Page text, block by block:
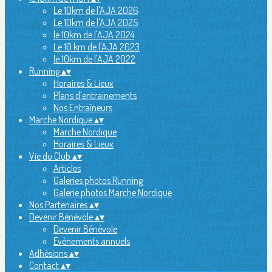
Le 10km de l'AJA 2026
Le 10km de l'AJA 2025
le 10km de l'AJA 2024
Le 10 km de l'AJA 2023
le 10km de l'AJA 2022
Running▴▾
Horaires & Lieux
Plans d'entrainements
Nos Entraîneurs
Marche Nordique▴▾
Marche Nordique
Horaires & Lieux
Vie du Club▴▾
Articles
Galeries photos Running
Galerie photos Marche Nordique
Nos Partenaires▴▾
Devenir Bénévole▴▾
Devenir Bénévole
Evènements annuels
Adhésions▴▾
Contact▴▾